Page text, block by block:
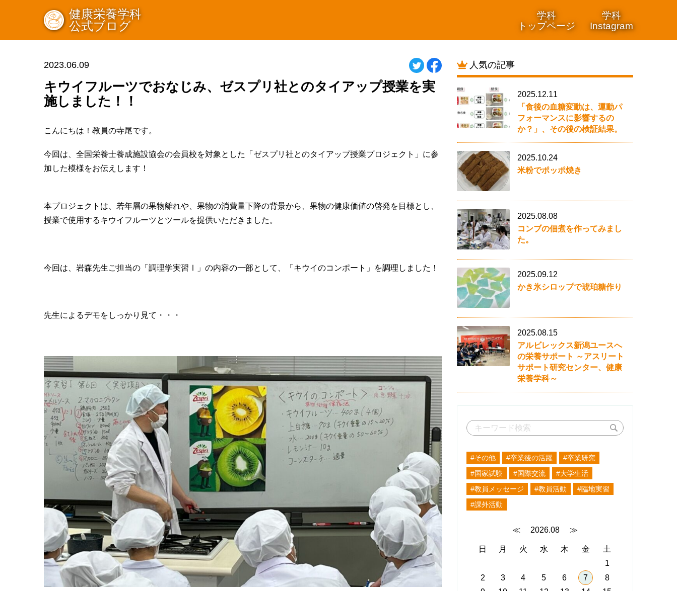
学科
トップページ
学科
Instagram
健康栄養学科
公式ブログ
2023.06.09
キウイフルーツでおなじみ、ゼスプリ社とのタイアップ授業を実
施しました！！
こんにちは！教員の寺尾です。
今回は、全国栄養士養成施設協会の会員校を対象とした「ゼスプリ社とのタイアップ授業プロジェクト」に参
加した模様をお伝えします！
本プロジェクトは、若年層の果物離れや、果物の消費量下降の背景から、果物の健康価値の啓発を目標とし、
授業で使用するキウイフルーツとツールを提供いただきました。
今回は、岩森先生ご担当の「調理学実習Ⅰ」の内容の一部として、「キウイのコンポート」を調理しました！
先生によるデモをしっかり見て・・・
人気の記事
2025.12.11
「食後の血糖変動は、運動パ
フォーマンスに影響するの
か？」、その後の検証結果。
2025.10.24
米粉でポッポ焼き
2025.08.08
コンブの佃煮を作ってみまし
た。
2025.09.12
かき氷シロップで琥珀糖作り
2025.08.15
アルビレックス新潟ユースへ
の栄養サポート ～アスリート
サポート研究センター、健康
栄養学科～
#その他 #卒業後の活躍
#卒業研究
#国家試験
#国際交流
#大学生活
#教員メッセージ
#教員活動
#臨地実習
#課外活動
≪ 2026.08 ≫
日 月 火 水 木 金
土
1
2
3 4 5 6 7
8